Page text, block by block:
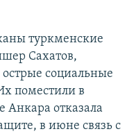
туркменские
Сахатов,
социальные
поместили в
Анкара отказала
в июне связь с